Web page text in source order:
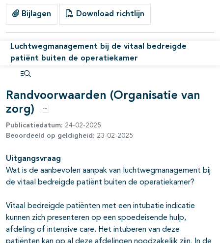
Bijlagen Download richtlijn
Luchtwegmanagement bij de vitaal bedreigde
patiënt buiten de operatiekamer
Randvoorwaarden (Organisatie van
zorg)
Opties
Publicatiedatum: 24-02-2025
Beoordeeld op geldigheid: 23-02-2025
Uitgangsvraag
Wat is de aanbevolen aanpak van luchtwegmanagement bij
de vitaal bedreigde patiënt buiten de operatiekamer?
Vitaal bedreigde patiënten met een intubatie indicatie
kunnen zich presenteren op een spoedeisende hulp,
afdeling of intensive care. Het intuberen van deze